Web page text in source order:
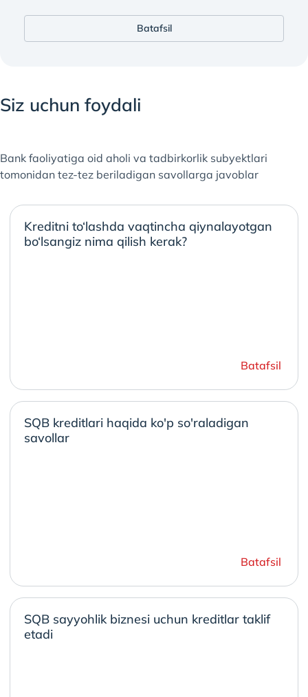
Batafsil
Siz uchun foydali
Bank faoliyatiga oid aholi va tadbirkorlik subyektlari
tomonidan tez-tez beriladigan savollarga javoblar
Kreditni to‘lashda vaqtincha qiynalayotgan
bo‘lsangiz nima qilish kerak?
Batafsil
SQB kreditlari haqida ko'p so'raladigan
savollar
Batafsil
SQB sayyohlik biznesi uchun kreditlar taklif
etadi